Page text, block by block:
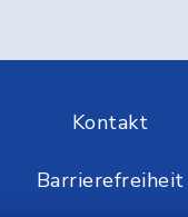
Kontakt
Barrierefreiheit